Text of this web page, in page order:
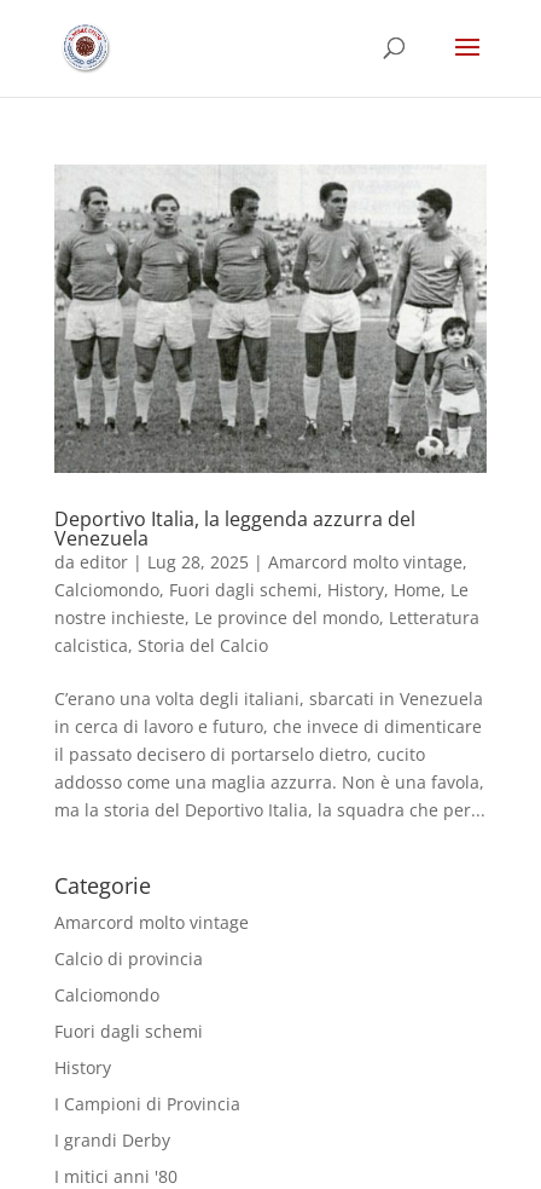
Deportivo Italia, la leggenda azzurra del
Venezuela
da editor| Lug 28, 2025| Amarcord molto vintage,
Calciomondo, Fuori dagli schemi, History, Home, Le
nostre inchieste, Le province del mondo, Letteratura
calcistica, Storia del Calcio
C’erano una volta degli italiani, sbarcati in Venezuela
in cerca di lavoro e futuro, che invece di dimenticare
il passato decisero di portarselo dietro, cucito
addosso come una maglia azzurra. Non è una favola,
ma la storia del Deportivo Italia, la squadra che per...
Categorie
Amarcord molto vintage
Calcio di provincia
Calciomondo
Fuori dagli schemi
History
I Campioni di Provincia
I grandi Derby
I mitici anni '80